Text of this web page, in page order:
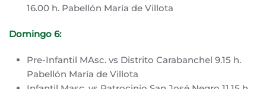
16.00 h. Pabellón María de Villota
Domingo 6:
Pre-Infantil MAsc. vs Distrito Carabanchel 9.15 h.
Pabellón María de Villota